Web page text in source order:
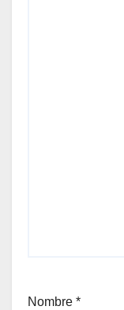
Nombre *